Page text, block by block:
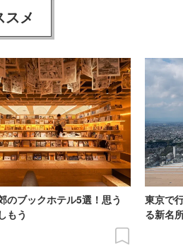
スメ
のブックホテル5選！思う
もう
東京で
る新名